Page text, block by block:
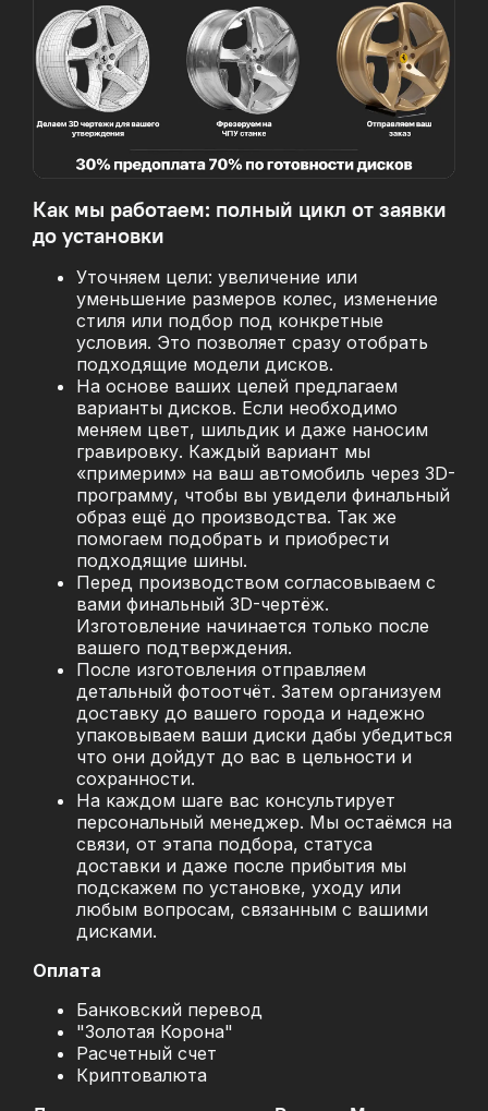
Как мы работаем: полный цикл от заявки
до установки
Уточняем цели: увеличение или
уменьшение размеров колес, изменение
стиля или подбор под конкретные
условия. Это позволяет сразу отобрать
подходящие модели дисков.
На основе ваших целей предлагаем
варианты дисков. Если необходимо
меняем цвет, шильдик и даже наносим
гравировку. Каждый вариант мы
«примерим» на ваш автомобиль через 3D-
программу, чтобы вы увидели финальный
образ ещё до производства. Так же
помогаем подобрать и приобрести
подходящие шины.
Перед производством согласовываем с
вами финальный 3D-чертёж.
Изготовление начинается только после
вашего подтверждения.
После изготовления отправляем
детальный фотоотчёт. Затем организуем
доставку до вашего города и надежно
упаковываем ваши диски дабы убедиться
что они дойдут до вас в цельности и
сохранности.
На каждом шаге вас консультирует
персональный менеджер. Мы остаёмся на
связи, от этапа подбора, статуса
доставки и даже после прибытия мы
подскажем по установке, уходу или
любым вопросам, связанным с вашими
дисками.
Оплата
Банковский перевод
"Золотая Корона"
Расчетный счет
Криптовалюта